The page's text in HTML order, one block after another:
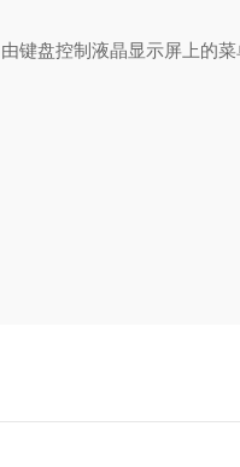
盘控制液晶显示屏上的菜